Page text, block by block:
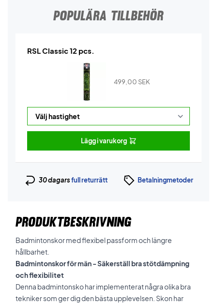
POPULÄRA TILLBEHÖR
RSL Classic 12 pcs.
499,00 SEK
Lägg i varukorg
30 dagarsfull returrätt Betalningmetoder
PRODUKTBESKRIVNING
Badmintonskor med flexibel passform och längre
hållbarhet.
Badmintonskor för män - Säkerställ bra stötdämpning
och flexibilitet
Denna badmintonsko har implementerat några olika bra
tekniker som ger dig den bästa upplevelsen. Skon har